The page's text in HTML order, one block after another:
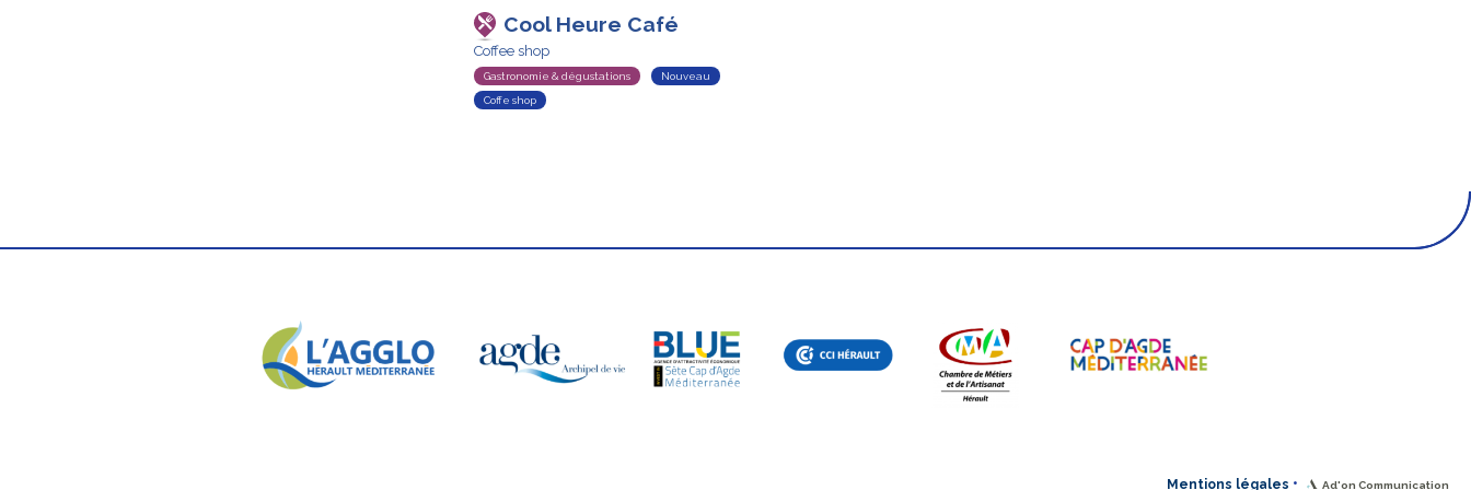
Cool Heure Café
Coffee shop
Gastronomie & dégustations
Nouveau
Coffe shop
Mentions légales • Ad'on Communication